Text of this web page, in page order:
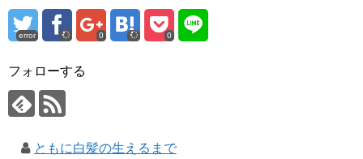
error 0 0
フォローする
ともに白髪の生えるまで